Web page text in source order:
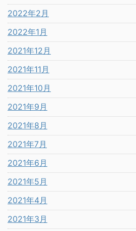
2022年2月
2022年1月
2021年12月
2021年11月
2021年10月
2021年9月
2021年8月
2021年7月
2021年6月
2021年5月
2021年4月
2021年3月